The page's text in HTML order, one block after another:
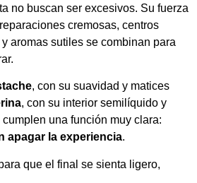
no buscan ser excesivos. Su fuerza
cremosas, centros
aromas sutiles se combinan para
, con su suavidad y matices
, con su interior semilíquido y
una función muy clara:
apagar la experiencia.
que el final se sienta ligero,